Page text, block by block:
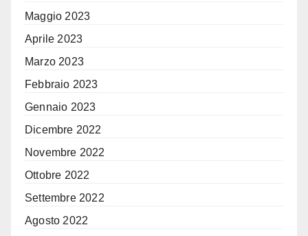
Maggio 2023
Aprile 2023
Marzo 2023
Febbraio 2023
Gennaio 2023
Dicembre 2022
Novembre 2022
Ottobre 2022
Settembre 2022
Agosto 2022